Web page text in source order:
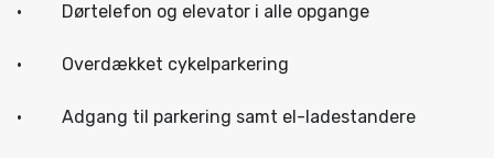
· Dørtelefon og elevator i alle opgange
· Overdækket cykelparkering
· Adgang til parkering samt el-ladestandere